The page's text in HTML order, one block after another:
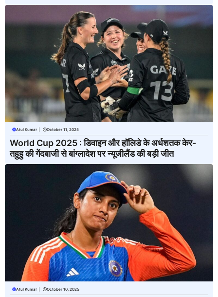
Atul Kumar October 11, 2025
World Cup 2025 : डिवाइन और हॉलिडे के अर्धशतक केर-
तहुहु की गेंदबाजी से बांग्लादेश पर न्यूजीलैंड की बड़ी जीत
Atul Kumar October 10, 2025